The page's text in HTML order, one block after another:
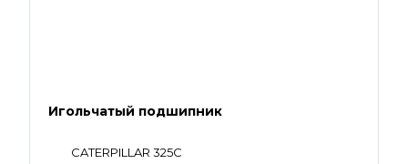
Игольчатый подшипник
CATERPILLAR 325C